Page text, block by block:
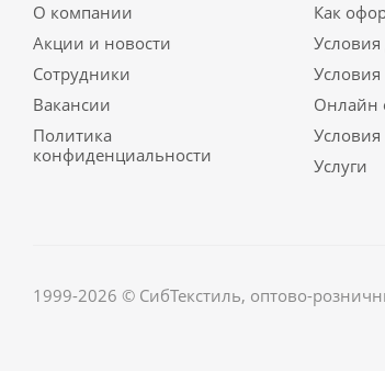
О компании
Акции и новости
Сотрудники
Вакансии
Политика
конфиденциальности
Как
Условия
Онлайн
Условия
Услуги
1999-2026 © СибТекстиль, оптово-